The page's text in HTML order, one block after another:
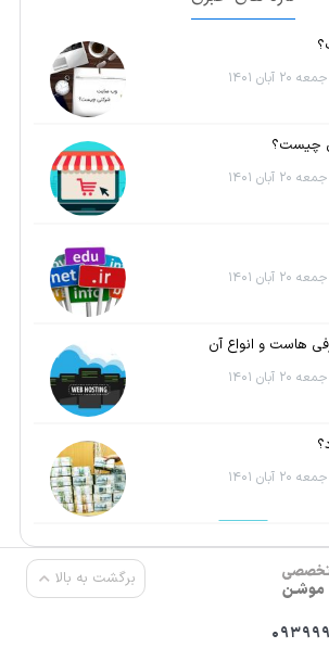
جمعه 20 آبان 1401
چیست؟
جمعه 20 آبان 1401
جمعه 20 آبان 1401
هاست و انواع آن
جمعه 20 آبان 1401
جمعه 20 آبان 1401
برگشت به بالا